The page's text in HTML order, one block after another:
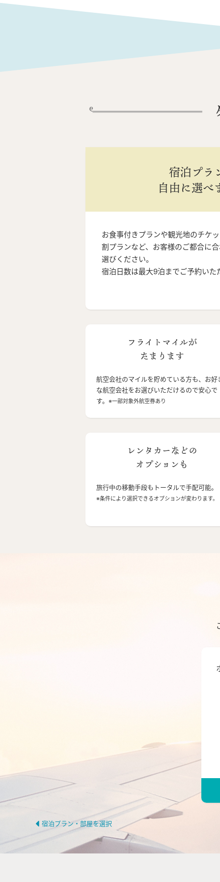
宿泊プラ
自由に選べ
お食事付きプランや観光地のチケ
割プランなど、お客様のご都合に
選びください。
宿泊日数は最大9泊までご予約いた
フライトマイルが
たまります
航空会社のマイルを貯めている方も、お好
な航空会社をお選びいただけるので安心で
す。 ※一部対象外航空券あり
レンタカーなどの
オプションも
旅行中の移動手段もトータルで手配可能。
※条件により選択できるオプションが変わります。
宿泊プラン・部屋を選択